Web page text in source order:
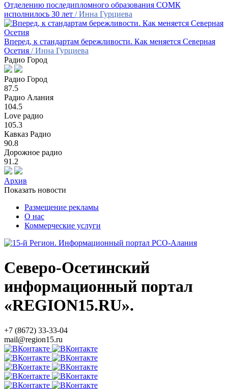
Отделению последипломного образования СОМК
исполнилось 30 лет / Инна Гурциева
Вперед, к стандартам бережливости. Как меняется Северная
Осетия / Инна Гурциева
Радио Город
Радио Город
87.5
Радио Алания
104.5
Love радио
105.3
Кавказ Радио
90.8
Дорожное радио
91.2
Архив
Показать новости
Размещение рекламы
О нас
Коммерческие услуги
Северо-Осетинский
информационный портал
«REGION15.RU».
+7 (8672) 33-33-04
mail@region15.ru